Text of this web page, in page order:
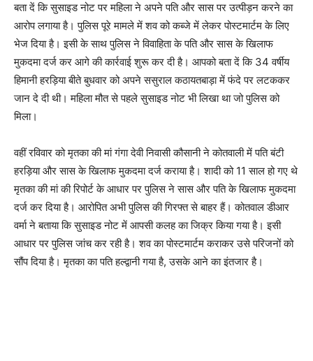
बता दें कि सुसाइड नोट पर महिला ने अपने पति और सास पर उत्पीड़न करने का
आरोप लगाया है। पुलिस पूरे मामले में शव को कब्जे में लेकर पोस्टमार्टम के लिए
भेज दिया है। इसी के साथ पुलिस ने विवाहिता के पति और सास के खिलाफ
मुकदमा दर्ज कर आगे की कार्रवाई शुरू कर दी है। आपको बता दें कि 34 वर्षीय
हिमानी हरड़िया बीते बुधवार को अपने ससुराल कठायतबाड़ा में फंदे पर लटककर
जान दे दी थी। महिला मौत से पहले सुसाइड नोट भी लिखा था जो पुलिस को
मिला।
वहीं रविवार को मृतका की मां गंगा देवी निवासी कौसानी ने कोतवाली में पति बंटी
हरड़िया और सास के खिलाफ मुकदमा दर्ज कराया है। शादी को 11 साल हो गए थे
मृतका की मां की रिपोर्ट के आधार पर पुलिस ने सास और पति के खिलाफ मुकदमा
दर्ज कर दिया है। आरोपित अभी पुलिस की गिरफ्त से बाहर हैं। कोतवाल डीआर
वर्मा ने बताया कि सुसाइड नोट में आपसी कलह का जिक्र किया गया है। इसी
आधार पर पुलिस जांच कर रही है। शव का पोस्टमार्टम कराकर उसे परिजनों को
सौंप दिया है। मृतका का पति हल्द्वानी गया है, उसके आने का इंतजार है।